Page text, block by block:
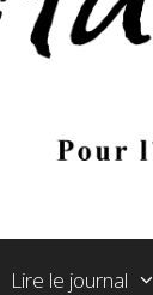
Lire le journal